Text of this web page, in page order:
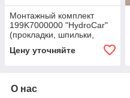
Монтажный комплект
199K7000000 "HydroCar"
(прокладки, шпильки,
Цену уточняйте
О нас